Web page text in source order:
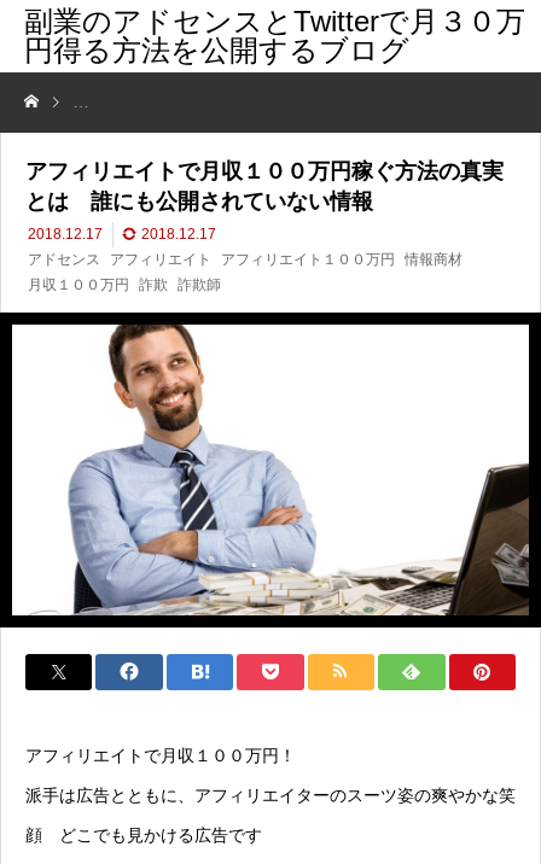
副業のアドセンスとTwitterで月３０万
円得る方法を公開するブログ
アフィリエイトで月収１００万円稼ぐ方法の真実とは 誰にも公開され
アフィリエイトで月収１００万円稼ぐ方法の真実
とは 誰にも公開されていない情報
2018.12.17
2018.12.17
アドセンス
アフィリエイト アフィリエイト１００万円
情報商材
月収１００万円
詐欺 詐欺師
アフィリエイトで月収１００万円！
派手は広告とともに、アフィリエイターのスーツ姿の爽やかな笑
顔 どこでも見かける広告です